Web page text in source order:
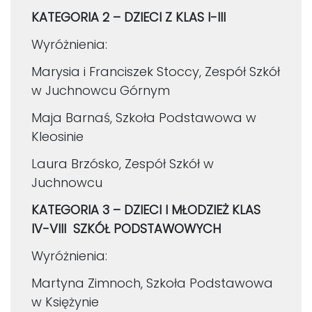
KATEGORIA 2 – DZIECI Z KLAS I-III
Wyróżnienia:
Marysia i Franciszek Stoccy, Zespół Szkół
w Juchnowcu Górnym
Maja Barnaś, Szkoła Podstawowa w
Kleosinie
Laura Brzósko, Zespół Szkół w
Juchnowcu
KATEGORIA 3 – DZIECI I MŁODZIEŻ KLAS
IV-VIII SZKÓŁ PODSTAWOWYCH
Wyróżnienia:
Martyna Zimnoch, Szkoła Podstawowa
w Księżynie